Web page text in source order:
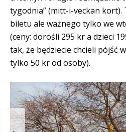
tygodnia” (mitt-i-veckan kort).
biletu ale ważnego tylko we
(ceny: dorośli 295 kr a dzieci
tak, że będziecie chcieli pójść
tylko 50 kr od osoby).